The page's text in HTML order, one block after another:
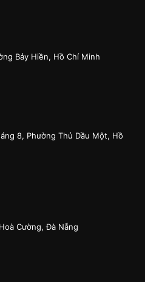
Bảy Hiền, Hồ Chí Minh
8, Phường Thủ Dầu Một, Hồ
Cường, Đà Nẵng